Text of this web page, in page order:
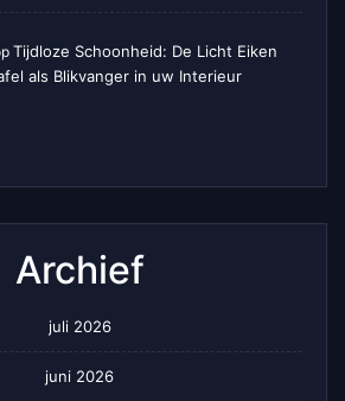
Tijdloze Schoonheid: De Licht Eiken
als Blikvanger in uw Interieur
Archief
juli 2026
juni 2026